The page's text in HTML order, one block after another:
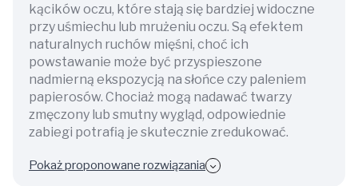
kącików oczu, które stają się bardziej widoczne
przy uśmiechu lub mrużeniu oczu. Są efektem
naturalnych ruchów mięśni, choć ich
powstawanie może być przyspieszone
nadmierną ekspozycją na słońce czy paleniem
papierosów. Chociaż mogą nadawać twarzy
zmęczony lub smutny wygląd, odpowiednie
zabiegi potrafią je skutecznie zredukować.
Pokaż proponowane rozwiązania